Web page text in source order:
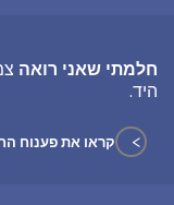
חלמתי שאני רואה
היד.
> קראו את פענוח